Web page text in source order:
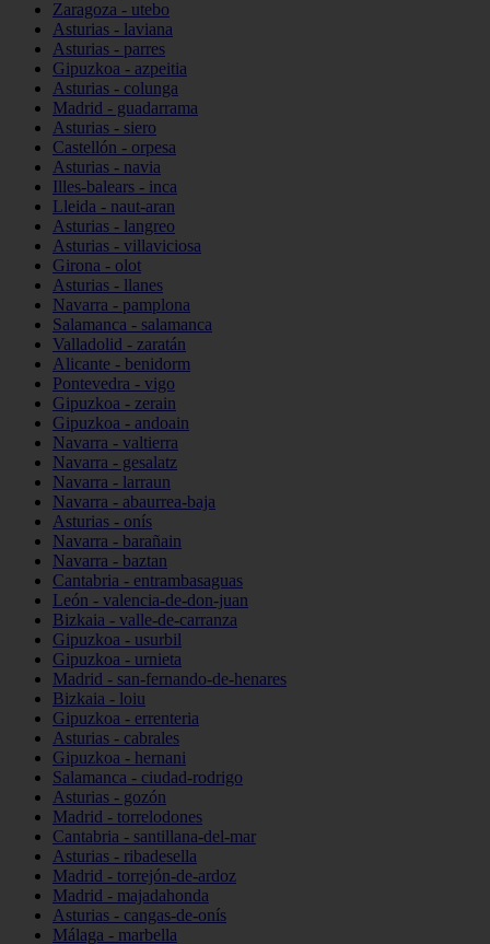
Zaragoza - utebo
Asturias - laviana
Asturias - parres
Gipuzkoa - azpeitia
Asturias - colunga
Madrid - guadarrama
Asturias - siero
Castellón - orpesa
Asturias - navia
Illes-balears - inca
Lleida - naut-aran
Asturias - langreo
Asturias - villaviciosa
Girona - olot
Asturias - llanes
Navarra - pamplona
Salamanca - salamanca
Valladolid - zaratán
Alicante - benidorm
Pontevedra - vigo
Gipuzkoa - zerain
Gipuzkoa - andoain
Navarra - valtierra
Navarra - gesalatz
Navarra - larraun
Navarra - abaurrea-baja
Asturias - onís
Navarra - barañain
Navarra - baztan
Cantabria - entrambasaguas
León - valencia-de-don-juan
Bizkaia - valle-de-carranza
Gipuzkoa - usurbil
Gipuzkoa - urnieta
Madrid - san-fernando-de-henares
Bizkaia - loiu
Gipuzkoa - errenteria
Asturias - cabrales
Gipuzkoa - hernani
Salamanca - ciudad-rodrigo
Asturias - gozón
Madrid - torrelodones
Cantabria - santillana-del-mar
Asturias - ribadesella
Madrid - torrejón-de-ardoz
Madrid - majadahonda
Asturias - cangas-de-onís
Málaga - marbella